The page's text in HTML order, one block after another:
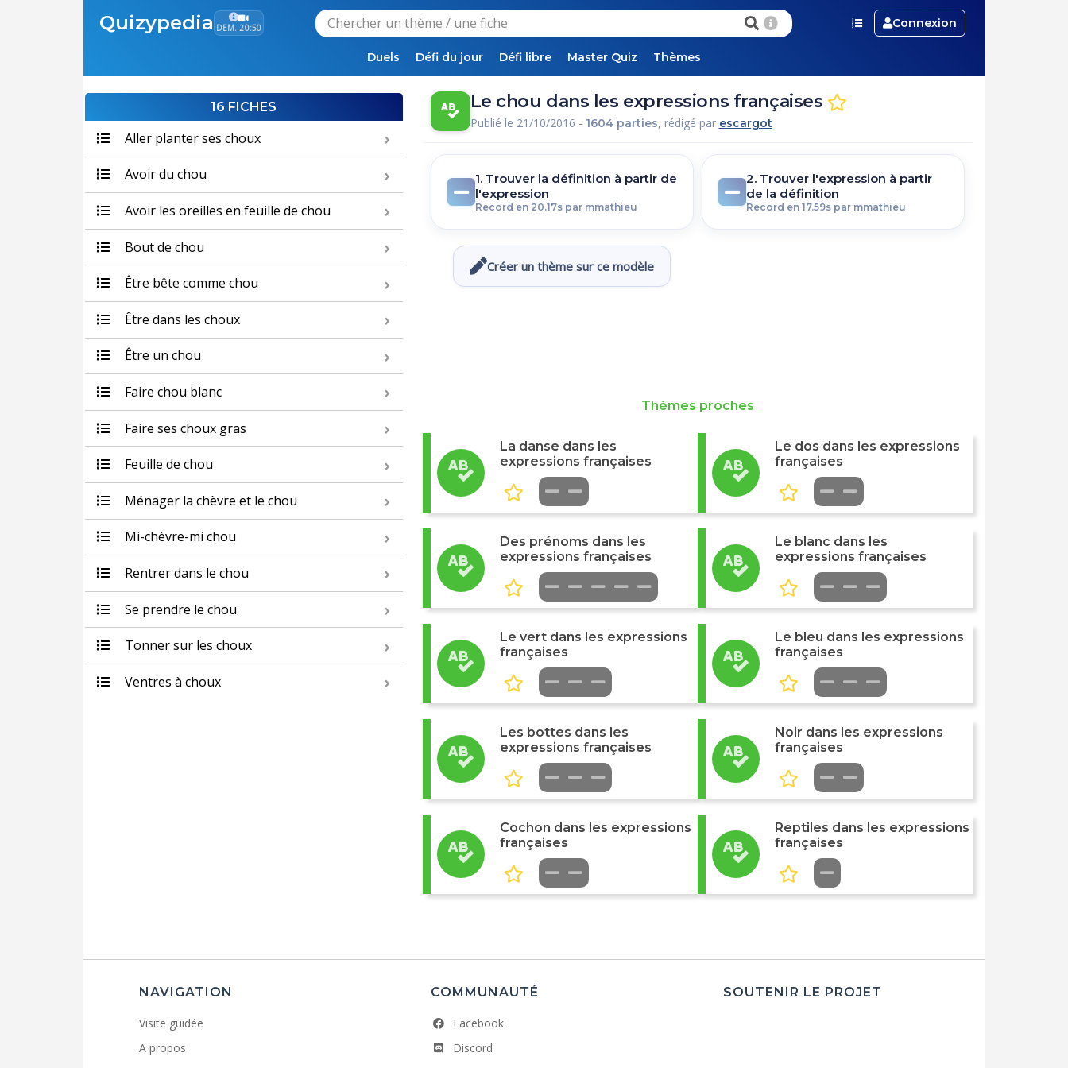
Quizypedia DEM. 20:50 Connexion
Duels Défi du jour Défi libre Master Quiz Thèmes
16 FICHES
Aller planter ses choux
Avoir du chou
Avoir les oreilles en feuille de chou
Bout de chou
Être bête comme chou
Être dans les choux
Être un chou
Faire chou blanc
Faire ses choux gras
Feuille de chou
Ménager la chèvre et le chou
Mi-chèvre-mi chou
Rentrer dans le chou
Se prendre le chou
Tonner sur les choux
Ventres à choux
Le chou dans les expressions françaises
Publié le 21/10/2016 - 1604 parties, rédigé par escargot
1. Trouver la définition à partir de
l'expression
Record en 20.17s par mmathieu
2. Trouver l'expression à partir
de la définition
Record en 17.59s par mmathieu
Créer un thème sur ce modèle
Thèmes proches
La danse dans les
expressions françaises
Le dos dans les expressions
françaises
Des prénoms dans les
expressions françaises
Le blanc dans les
expressions françaises
Le vert dans les expressions
françaises
Le bleu dans les expressions
françaises
Les bottes dans les
expressions françaises
Noir dans les expressions
françaises
Cochon dans les expressions
françaises
Reptiles dans les expressions
françaises
NAVIGATION
Visite guidée
A propos
COMMUNAUTÉ
Facebook
Discord
SOUTENIR LE PROJET